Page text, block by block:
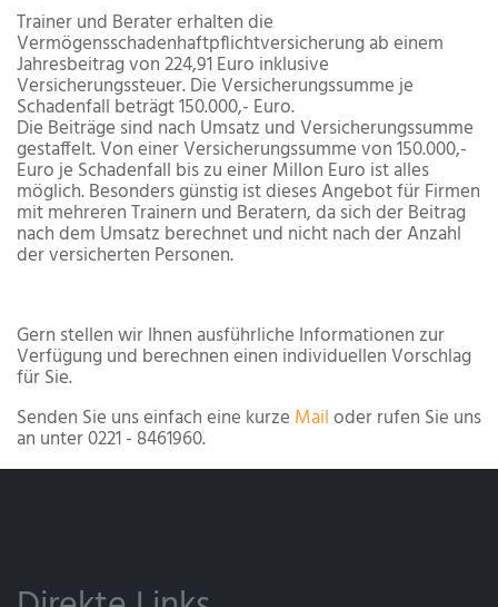
Trainer und Berater erhalten die
Vermögensschadenhaftpflichtversicherung ab einem
Jahresbeitrag von 224,91 Euro inklusive
Versicherungssteuer. Die Versicherungssumme je
Schadenfall beträgt 150.000,- Euro.
Die Beiträge sind nach Umsatz und Versicherungssumme
gestaffelt. Von einer Versicherungssumme von 150.000,-
Euro je Schadenfall bis zu einer Millon Euro ist alles
möglich. Besonders günstig ist dieses Angebot für Firmen
mit mehreren Trainern und Beratern, da sich der Beitrag
nach dem Umsatz berechnet und nicht nach der Anzahl
der versicherten Personen.
Gern stellen wir Ihnen ausführliche Informationen zur
Verfügung und berechnen einen individuellen Vorschlag
für Sie.
Senden Sie uns einfach eine kurze Mailoder rufen Sie uns
an unter 0221 - 8461960.